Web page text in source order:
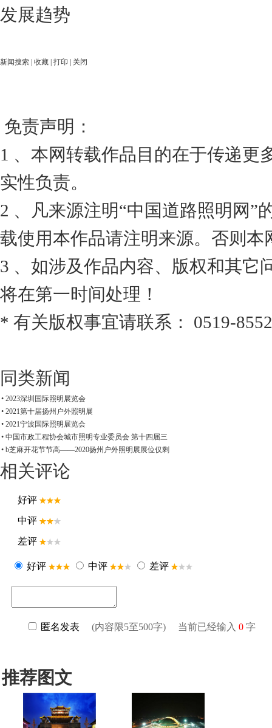
发展趋势
新闻搜索 收藏 打印 关闭
免责声明：
1 、本网转载作品目的在于传递更
实性负责。
2 、凡来源注明“中国道路照明网”
载使用本作品请注明来源。否则
3 、如涉及作品内容、版权和其它
将在第一时间处理！
* 有关版权事宜请联系： 0519-
同类新闻
• 2023深圳国际照明展览会
• 2021第十届扬州户外照明展
• 2021宁波国际照明展览会
• 中国市政工程协会城市照明专业委员会 第十四届三
• b芝麻开花节节高——2020扬州户外照明展展位仅剩
相关评论
推荐图文